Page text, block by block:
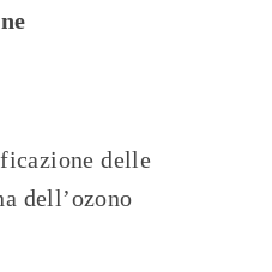
delle
dell’ozono